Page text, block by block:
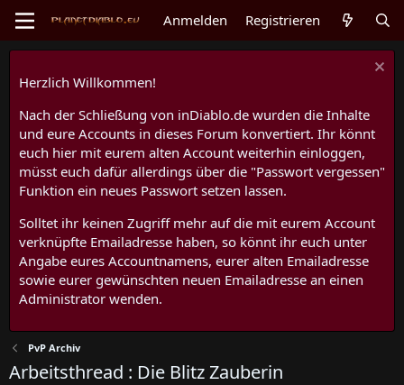
Anmelden Registrieren
Herzlich Willkommen!
Nach der Schließung von inDiablo.de wurden die Inhalte
und eure Accounts in dieses Forum konvertiert. Ihr könnt
euch hier mit eurem alten Account weiterhin einloggen,
müsst euch dafür allerdings über die "Passwort vergessen"
Funktion ein neues Passwort setzen lassen.
Solltet ihr keinen Zugriff mehr auf die mit eurem Account
verknüpfte Emailadresse haben, so könnt ihr euch unter
Angabe eures Accountnamens, eurer alten Emailadresse
sowie eurer gewünschten neuen Emailadresse an einen
Administrator wenden.
PvP Archiv
Arbeitsthread : Die Blitz Zauberin